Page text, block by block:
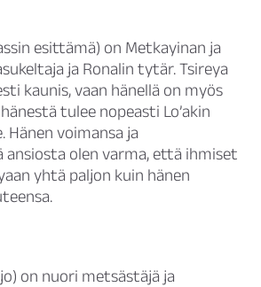
esittämä) on Metkayinan ja
ja Ronalin tytär. Tsireya
kaunis, vaan hänellä on myös
tulee nopeasti Lo’akin
Hänen voimansa ja
ansiosta olen varma, että ihmiset
yhtä paljon kuin hänen
on nuori metsästäjä ja